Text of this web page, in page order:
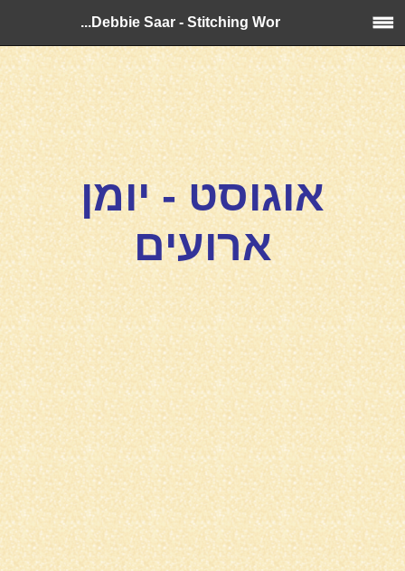
Debbie Saar - Stitching Wor...
אוגוסט - יומן
ארועים